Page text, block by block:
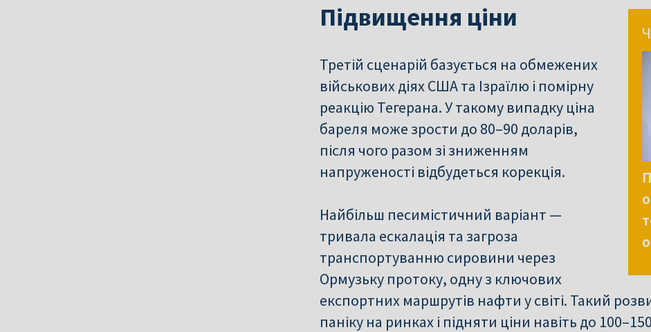
Підвищення ціни
Третій сценарій базується на обмежених
військових діях США та Ізраїлю і помірну
реакцію Тегерана. У такому випадку ціна
бареля може зрости до 80–90 доларів,
після чого разом зі зниженням
напруженості відбудеться корекція.
Найбільш песимістичний варіант —
тривала ескалація та загроза
транспортуванню сировини через
Ормузьку протоку, одну з ключових
експортних маршрутів нафти у світі. Такий
паніку на ринках і підняти ціни навіть до